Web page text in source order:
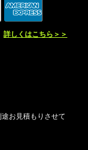
詳しくはこちら＞＞
お見積もりさせて